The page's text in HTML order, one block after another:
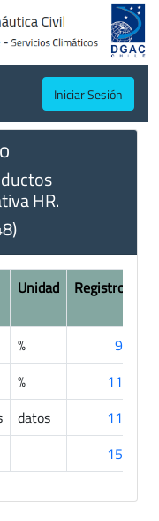
Iniciar Sesión
HR.
Unidad Registros
%
95
%
118
datos
118
150